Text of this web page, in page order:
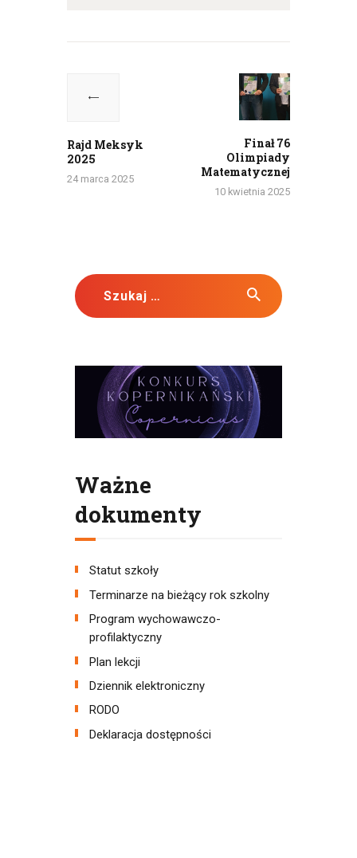
Rajd Meksyk
2025
24 marca 2025
Finał 76
Olimpiady
Matematycznej
10 kwietnia 2025
Szukaj:
Ważne
dokumenty
Statut szkoły
Terminarze na bieżący rok szkolny
Program wychowawczo-
profilaktyczny
Plan lekcji
Dziennik elektroniczny
RODO
Deklaracja dostępności